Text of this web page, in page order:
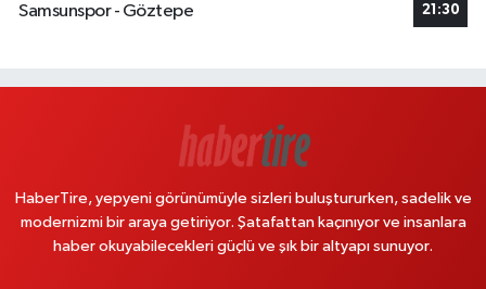
Samsunspor - Göztepe
21:30
HaberTire, yepyeni görünümüyle sizleri buluştururken, sadelik ve
modernizmi bir araya getiriyor. Şatafattan kaçınıyor ve insanlara
haber okuyabilecekleri güçlü ve şık bir altyapı sunuyor.